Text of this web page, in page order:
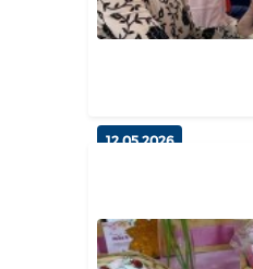
12.05.2026
Fortalecendo
Esperança